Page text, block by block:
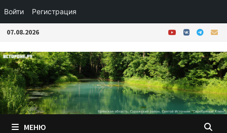
Войти Регистрация
Перейти
содержимому
07.08.2026
МЕНЮ